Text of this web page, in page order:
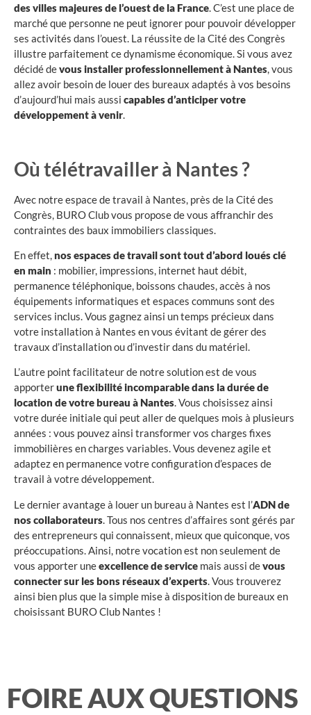
des villes majeures de l’ouest de la France. C’est une place de
marché que personne ne peut ignorer pour pouvoir développer
ses activités dans l’ouest. La réussite de la Cité des Congrès
illustre parfaitement ce dynamisme économique. Si vous avez
décidé devous installer professionnellement à Nantes, vous
allez avoir besoin de louer des bureaux adaptés à vos besoins
d’aujourd’hui mais aussi capables d’anticiper votre
développement à venir.
Où télétravailler à Nantes ?
Avec notre espace de travail à Nantes, près de la Cité des
Congrès, BURO Club vous propose de vous affranchir des
contraintes des baux immobiliers classiques.
En effet, nos espaces de travail sont tout d’abord loués clé
en main : mobilier, impressions, internet haut débit,
permanence téléphonique, boissons chaudes, accès à nos
équipements informatiques et espaces communs sont des
services inclus. Vous gagnez ainsi un temps précieux dans
votre installation à Nantes en vous évitant de gérer des
travaux d’installation ou d’investir dans du matériel.
L’autre point facilitateur de notre solution est de vous
apporterune flexibilité incomparable dans la durée de
location de votre bureau à Nantes. Vous choisissez ainsi
votre durée initiale qui peut aller de quelques mois à plusieurs
années : vous pouvez ainsi transformer vos charges fixes
immobilières en charges variables. Vous devenez agile et
adaptez en permanence votre configuration d’espaces de
travail à votre développement.
Le dernier avantage à louer un bureau à Nantes est l’ADN de
nos collaborateurs. Tous nos centres d’affaires sont gérés par
des entrepreneurs qui connaissent, mieux que quiconque, vos
préoccupations. Ainsi, notre vocation est non seulement de
vous apporter uneexcellence de service mais aussi devous
connecter sur les bons réseaux d’experts. Vous trouverez
ainsi bien plus que la simple mise à disposition de bureaux en
choisissant BURO Club Nantes !
FOIRE AUX QUESTIONS